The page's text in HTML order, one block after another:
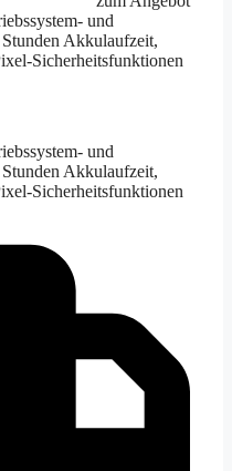
und
Stunden Akkulaufzeit,
Sicherheitsfunktionen
und
Stunden Akkulaufzeit,
Sicherheitsfunktionen